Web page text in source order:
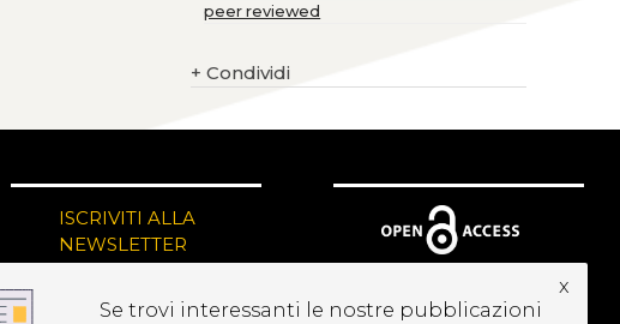
peer reviewed
+ Condividi
ISCRIVITI ALLA
NEWSLETTER
Se trovi interessanti le nostre pubblicazioni
x